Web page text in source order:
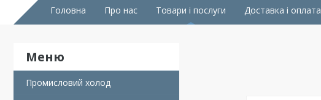
Головна Про нас Товари і послуги Доставка і оплата
Промисловий холод